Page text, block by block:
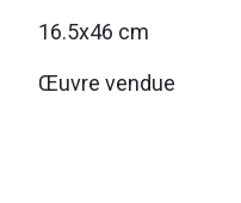
16.5x46 cm
Œuvre vendue